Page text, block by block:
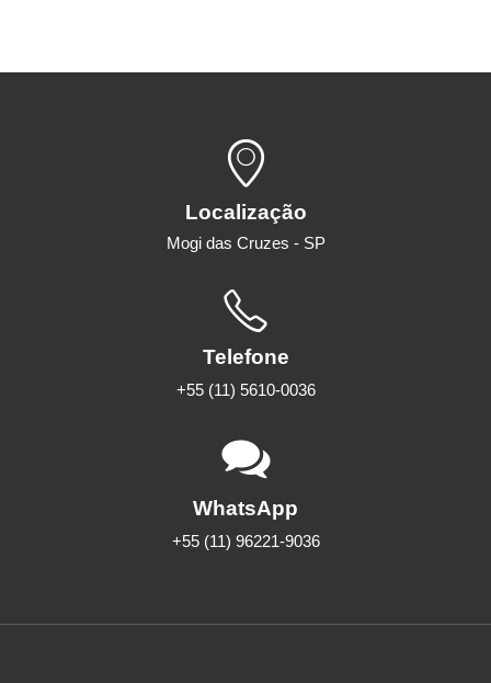
Localização
Mogi das Cruzes - SP
Telefone
+55 (11) 5610-0036
WhatsApp
+55 (11) 96221-9036